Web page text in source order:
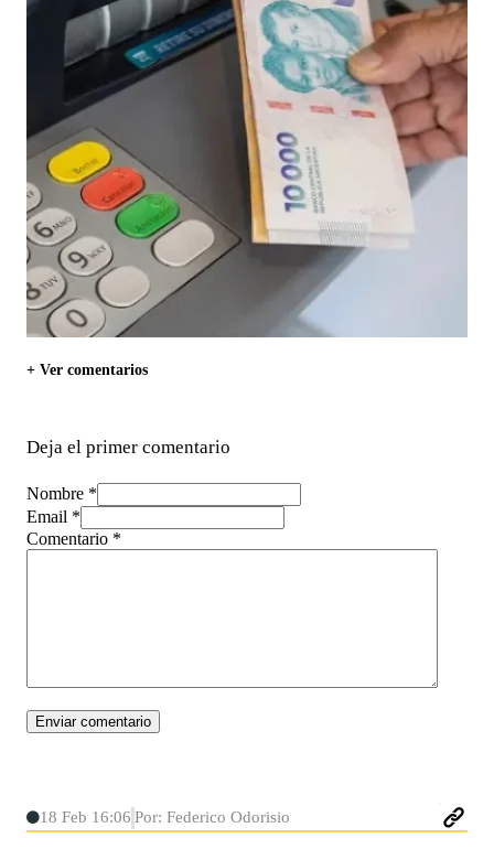
+ Ver comentarios
Deja el primer comentario
Nombre *
Email *
Comentario *
18 Feb 16:06 Por: Federico Odorisio